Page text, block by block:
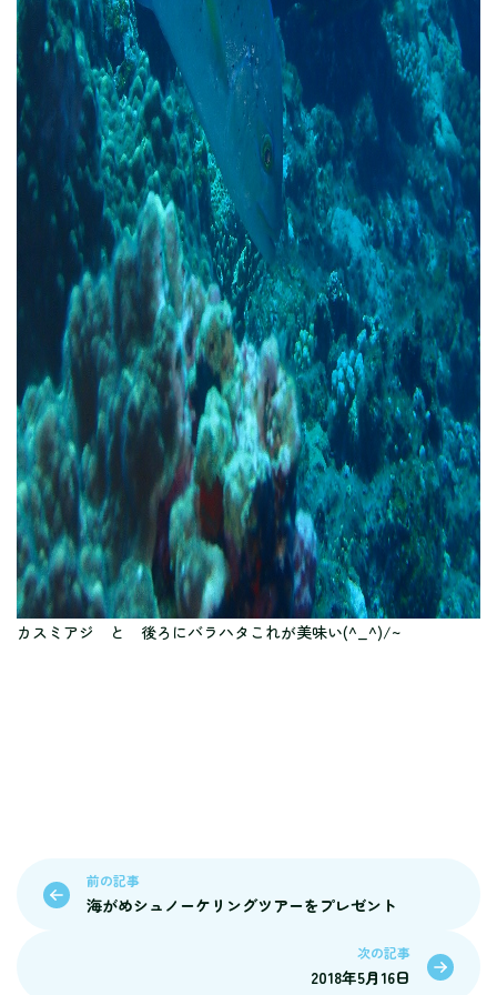
カスミアジ と 後ろにバラハタこれが美味い(^_^)/~
前の記事
海がめシュノーケリングツアーをプレゼント
次の記事
2018年5月16日